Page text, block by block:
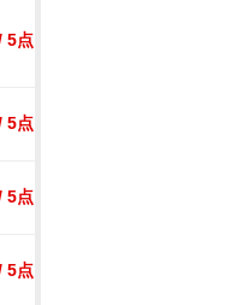
5点
5点
5点
5点